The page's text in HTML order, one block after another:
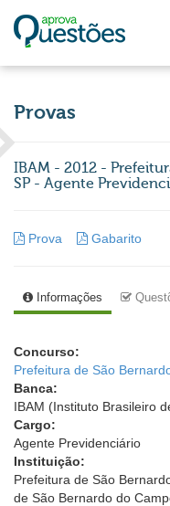
Provas
IBAM - 2012 -
SP - Agente
Prova Gabarito
Informações
Concurso:
Prefeitura de São
Banca:
IBAM (Instituto Brasileiro
Cargo:
Agente Previdenciário
Instituição:
Prefeitura de São
de São Bernardo do